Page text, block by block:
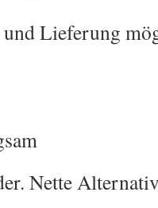
Lieferung
Nette